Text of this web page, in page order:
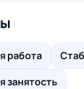
работа
занятость